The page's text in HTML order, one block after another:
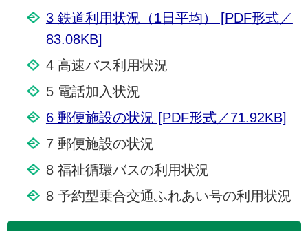
3 鉄道利用状況（1日平均） [PDF形式／
83.08KB]
4 高速バス利用状況
5 電話加入状況
6 郵便施設の状況 [PDF形式／71.92KB]
7 郵便施設の状況
8 福祉循環バスの利用状況
8 予約型乗合交通ふれあい号の利用状況